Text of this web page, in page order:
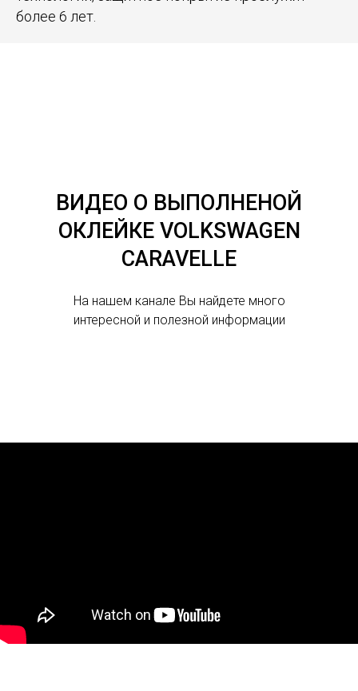
более 6 лет.
ВИДЕО О ВЫПОЛНЕНОЙ
ОКЛЕЙКЕ VOLKSWAGEN
CARAVELLE
На нашем канале Вы найдете много
интересной и полезной информации